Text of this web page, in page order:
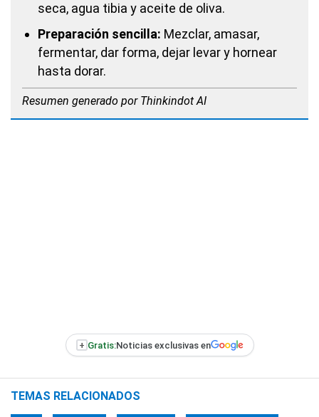
seca, agua tibia y aceite de oliva.
Preparación sencilla: Mezclar, amasar,
fermentar, dar forma, dejar levar y hornear
hasta dorar.
Resumen generado por Thinkindot AI
+ Gratis:Noticias exclusivas en
TEMAS RELACIONADOS